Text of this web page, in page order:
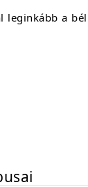
leginkább a